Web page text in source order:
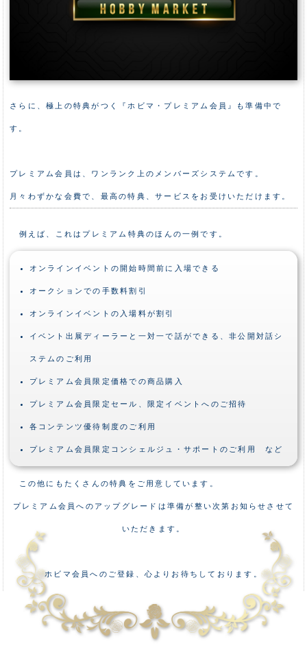
さらに、極上の特典がつく『ホビマ・プレミアム会員』も準備中で
す。
プレミアム会員は、ワンランク上のメンバーズシステムです。
月々わずかな会費で、最高の特典、サービスをお受けいただけます。
例えば、これはプレミアム特典のほんの一例です。
オンラインイベントの開始時間前に入場できる
オークションでの手数料割引
オンラインイベントの入場料が割引
イベント出展ディーラーと一対一で話ができる、非公開対話シ
ステムのご利用
プレミアム会員限定価格での商品購入
プレミアム会員限定セール、限定イベントへのご招待
各コンテンツ優待制度のご利用
プレミアム会員限定コンシェルジュ・サポートのご利用 など
この他にもたくさんの特典をご用意しています。
プレミアム会員へのアップグレードは準備が整い次第お知らせさせて
いただきます。
ホビマ会員へのご登録、心よりお待ちしております。